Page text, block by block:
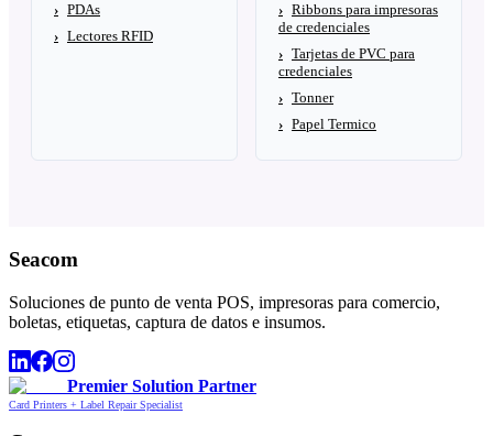
PDAs
Lectores RFID
Ribbons para impresoras
de credenciales
Tarjetas de PVC para
credenciales
Tonner
Papel Termico
Seacom
Soluciones de punto de venta POS, impresoras para comercio,
boletas, etiquetas, captura de datos e insumos.
Premier Solution Partner
Card Printers + Label Repair Specialist